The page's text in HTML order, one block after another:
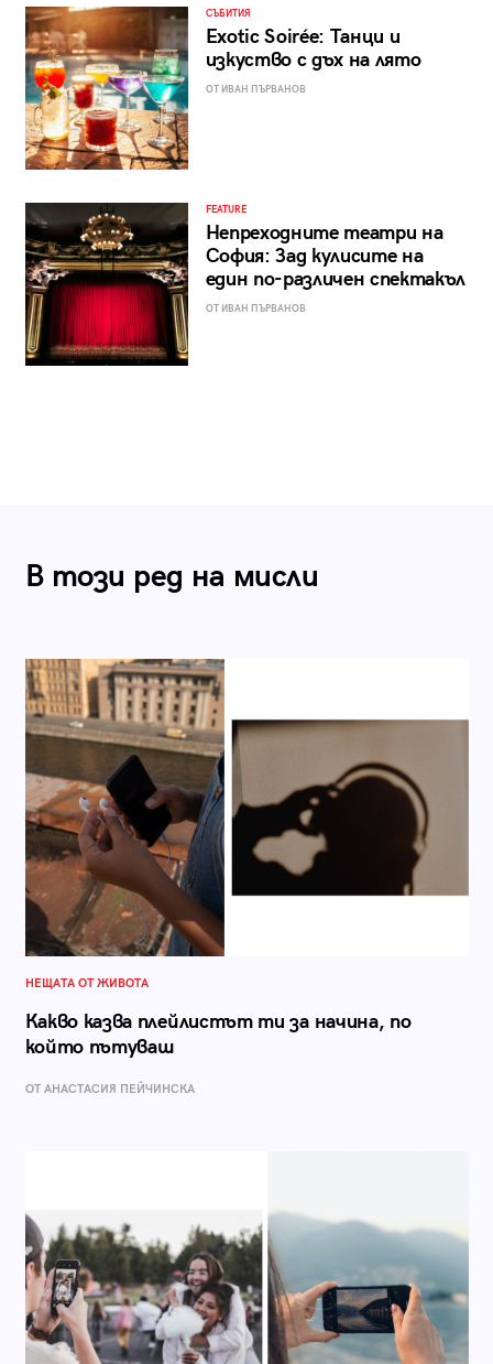
СЪБИТИЯ
Exotic Soirée: Танци и
изкуство с дъх на лято
ОТ ИВАН ПЪРВАНОВ
FEATURE
Непреходните театри на
София: Зад кулисите на
един по-различен спектакъл
ОТ ИВАН ПЪРВАНОВ
В този ред на мисли
НЕЩАТА ОТ ЖИВОТА
Какво казва плейлистът ти за начина, по
който пътуваш
ОТ AНАСТАСИЯ ПЕЙЧИНСКА